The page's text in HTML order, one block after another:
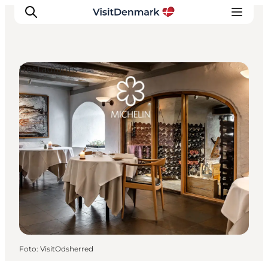
Ispirazioni
Dove andare
Cosa fare
Dove dormire
Pianifica il viaggio
Restaurants
Foto: VisitOdsherred